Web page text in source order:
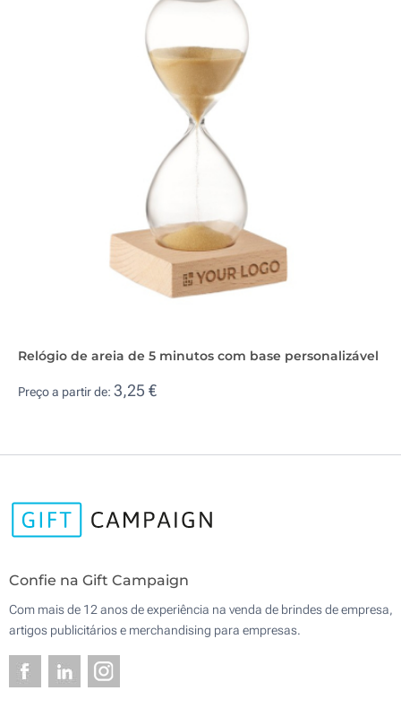
Relógio de areia de 5 minutos com base personalizável
Preço a partir de: 3,25 €
Confie na Gift Campaign
Com mais de 12 anos de experiência na venda de brindes de empresa,
artigos publicitários e merchandising para empresas.